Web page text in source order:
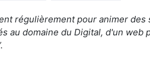
régulièrement pour animer
domaine du Digital, d'un web